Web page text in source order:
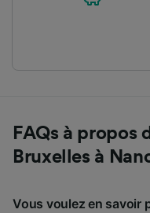
FAQs à propos
Bruxelles à
Vous voulez en savoir